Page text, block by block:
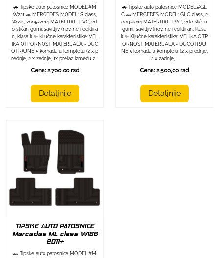
🚗 Tipske auto patosnice MODEL:#M
W221 🚗 MERCEDES MODEL: S class,
W221, 2005-2014 MATERIJAL: PVC, vrl
o sličan gumi, savitljiv (nov, ne reciklira
n, klasa I) ✨ Ključne karakteristike: VEL
IKA OTPORNOST MATERIJALA - DUG
OTRAJNE 5 komada u kompletu (2 x p
rednje, 2 x zadnje, 1x prelaz između z...
Cena: 2.700,00 rsd
Detaljnije
🚗 Tipske auto patosnice MODEL:#GL
C 🚗 MERCEDES MODEL: GLC class, 2
009-2014 MATERIJAL: PVC, vrlo sličan
gumi, savitljiv (nov, ne recikliran, klasa
I) ✨ Ključne karakteristike: VELIKA OTP
ORNOST MATERIJALA - DUGOTRAJ
NE 5 komada u kompletu (2 x prednje,
2 x zadnje,...
Cena: 2.500,00 rsd
Detaljnije
TIPSKE AUTO PATOSNICE
Mercedes ML class W166
2011+
🚗 Tipske auto patosnice MODEL:#M